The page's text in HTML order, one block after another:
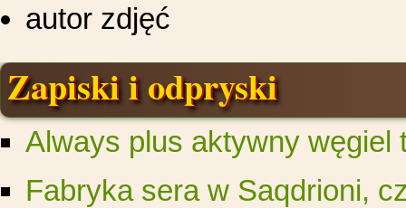
autor zdjęć
Zapiski i odpryski
Always plus aktywny węgiel
Fabryka sera w Saqdrioni,